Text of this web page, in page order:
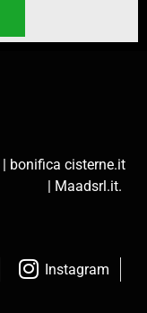
| bonifica cisterne.it
| Maadsrl.it.
Instagram